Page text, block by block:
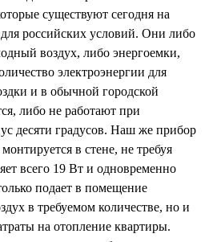
существуют сегодня на
российских условий. Они либо
воздух, либо энергоемки,
электроэнергии для
и в обычной городской
либо не работают при
десяти градусов. Наш же прибор
в стене, не требуя
всего 19 Вт и одновременно
подает в помещение
в требуемом количестве, но и
на отопление квартиры.